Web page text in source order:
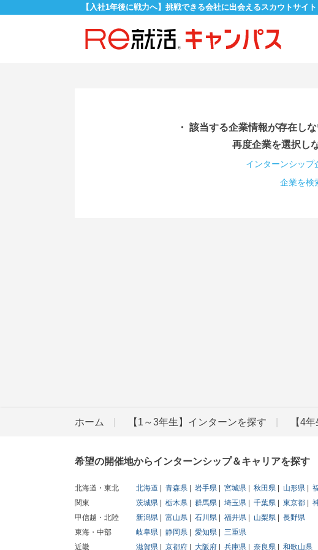
【入社1年後に戦力へ】挑戦できる会社に出会えるスカウトサイト
・ 該当する企業情報が存在し
再度企業を選択し
インターンシップ
企業を検
ホーム 【1～3年生】インターンを探す 【4
希望の開催地からインターンシップ＆キャリアを探す
北海道・東北 北海道 青森県 岩手県 宮城県 秋田県 山形県
関東
茨城県 栃木県 群馬県 埼玉県 千葉県 東京都
甲信越・北陸
新潟県 富山県 石川県 福井県 山梨県
長野県
東海・中部
岐阜県 静岡県 愛知県
三重県
近畿
滋賀県 京都府 大阪府 兵庫県 奈良県 和歌山県